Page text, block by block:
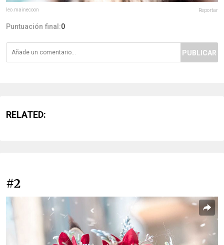
leo.mainecoon Reportar
Puntuación final:0
PUBLICAR
RELATED:
#2